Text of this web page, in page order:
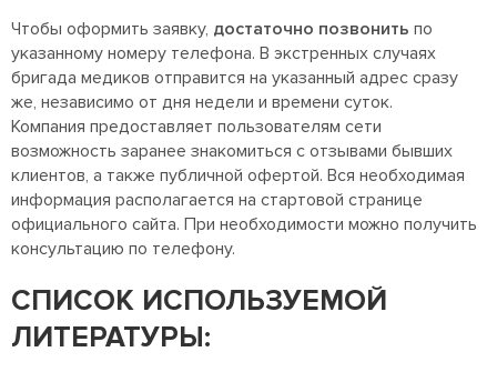
Чтобы оформить заявку, достаточно позвонить по
указанному номеру телефона. В экстренных случаях
бригада медиков отправится на указанный адрес сразу
же, независимо от дня недели и времени суток.
Компания предоставляет пользователям сети
возможность заранее знакомиться с отзывами бывших
клиентов, а также публичной офертой. Вся необходимая
информация располагается на стартовой странице
официального сайта. При необходимости можно получить
консультацию по телефону.
СПИСОК ИСПОЛЬЗУЕМОЙ
ЛИТЕРАТУРЫ: